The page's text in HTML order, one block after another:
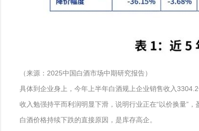
（来源：2025中国白酒市场中期研究报告）
具体到企业身上，今年上半年白酒规上企业销售收入
收入勉强持平而利润明显下滑，说明行业正在“以价换量”，
白酒价格持续下跌的直接原因，是库存高企。